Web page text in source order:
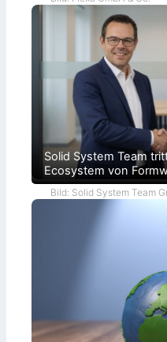
Solid System Team
Ecosystem von
Bild: Solid System Team